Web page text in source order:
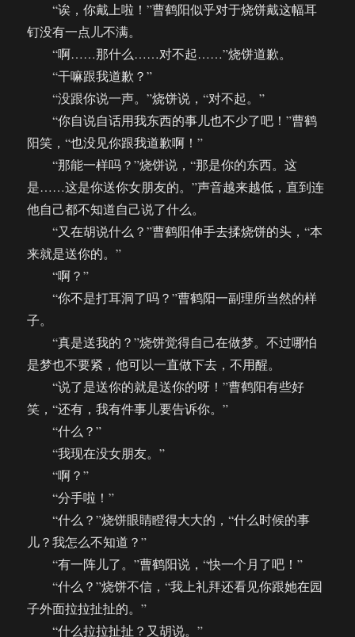
“诶，你戴上啦！”曹鹤阳似乎对于烧饼戴这幅耳
钉没有一点儿不满。
“啊……那什么……对不起……”烧饼道歉。
“干嘛跟我道歉？”
“没跟你说一声。”烧饼说，“对不起。”
“你自说自话用我东西的事儿也不少了吧！”曹鹤
阳笑，“也没见你跟我道歉啊！”
“那能一样吗？”烧饼说，“那是你的东西。这
是……这是你送你女朋友的。”声音越来越低，直到连
他自己都不知道自己说了什么。
“又在胡说什么？”曹鹤阳伸手去揉烧饼的头，“本
来就是送你的。”
“啊？”
“你不是打耳洞了吗？”曹鹤阳一副理所当然的样
子。
“真是送我的？”烧饼觉得自己在做梦。不过哪怕
是梦也不要紧，他可以一直做下去，不用醒。
“说了是送你的就是送你的呀！”曹鹤阳有些好
笑，“还有，我有件事儿要告诉你。”
“什么？”
“我现在没女朋友。”
“啊？”
“分手啦！”
“什么？”烧饼眼睛瞪得大大的，“什么时候的事
儿？我怎么不知道？”
“有一阵儿了。”曹鹤阳说，“快一个月了吧！”
“什么？”烧饼不信，“我上礼拜还看见你跟她在园
子外面拉拉扯扯的。”
“什么拉拉扯扯？又胡说。”